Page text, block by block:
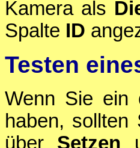
Kamera als
Spalte ID
Testen
Wenn Sie ein
haben,
über Setzen